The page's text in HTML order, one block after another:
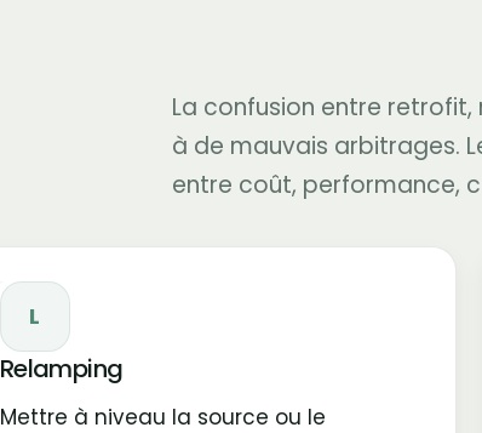
La confusion entre
à de mauvais arbitrages.
entre coût, performance,
L
Relamping
Mettre à niveau la source ou le